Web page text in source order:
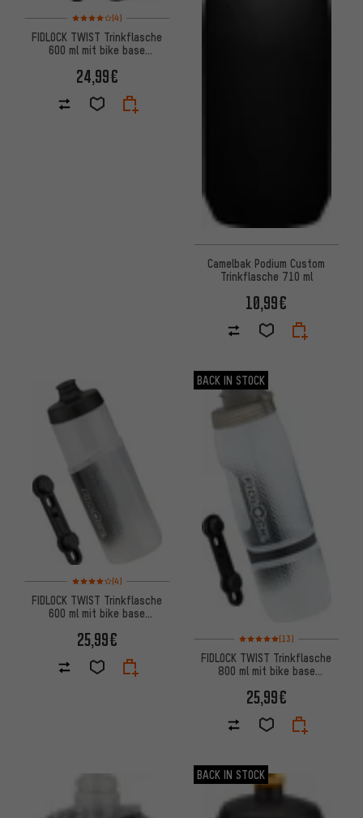
Bewertungen: 4 von 5 basierend auf 4 Bewertungen
(4)
FIDLOCK TWIST Trinkflasche
600 ml mit bike base
24,99€
Camelbak Podium Custom
Trinkflasche 710 ml
10,99€
Bewertungen: 4 von 5 basierend auf 4 Bewertungen
(4)
FIDLOCK TWIST Trinkflasche
600 ml mit bike base
25,99€
BACK IN STOCK
Bewertungen: 5 von 5
(13)
FIDLOCK TWIST Trinkflasche
800 ml mit bike base
25,99€
BACK IN STOCK